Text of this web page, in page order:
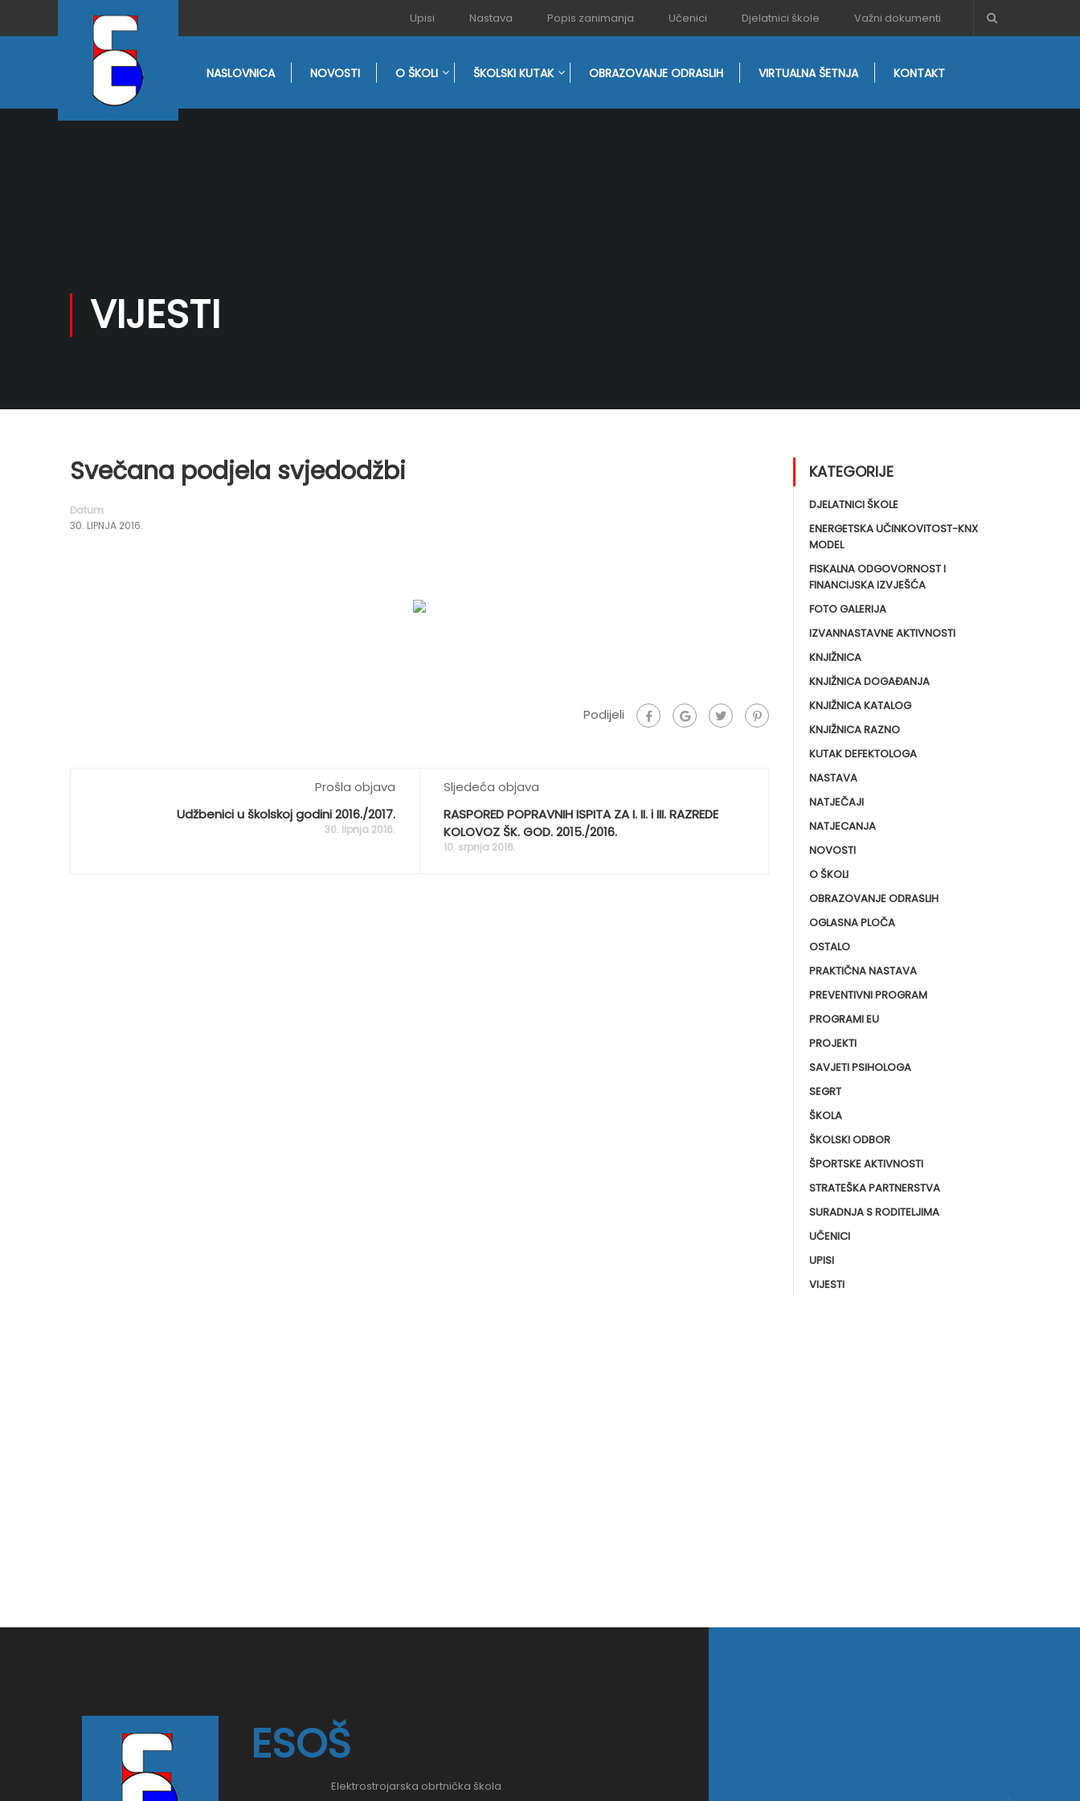
Upisi Nastava Popis zanimanja Učenici Djelatnici škole Važni dokumenti
NASLOVNICA NOVOSTI O ŠKOLI ŠKOLSKI KUTAK OBRAZOVANJE ODRASLIH VIRTUALNA ŠETNJA KONTAKT
VIJESTI
Svečana podjela svjedodžbi
Datum
30. LIPNJA 2016.
Podijeli
Prošla objava
Udžbenici u školskoj godini 2016./2017.
30. lipnja 2016.
Sljedeća objava
RASPORED POPRAVNIH ISPITA ZA I. II. i III. RAZREDE
KOLOVOZ ŠK. GOD. 2015./2016.
10. srpnja 2016.
KATEGORIJE
DJELATNICI ŠKOLE
ENERGETSKA UČINKOVITOST-KNX
MODEL
FISKALNA ODGOVORNOST I
FINANCIJSKA IZVJEŠĆA
FOTO GALERIJA
IZVANNASTAVNE AKTIVNOSTI
KNJIŽNICA
KNJIŽNICA DOGAĐANJA
KNJIŽNICA KATALOG
KNJIŽNICA RAZNO
KUTAK DEFEKTOLOGA
NASTAVA
NATJEČAJI
NATJECANJA
NOVOSTI
O ŠKOLI
OBRAZOVANJE ODRASLIH
OGLASNA PLOČA
OSTALO
PRAKTIČNA NASTAVA
PREVENTIVNI PROGRAM
PROGRAMI EU
PROJEKTI
SAVJETI PSIHOLOGA
SEGRT
ŠKOLA
ŠKOLSKI ODBOR
ŠPORTSKE AKTIVNOSTI
STRATEŠKA PARTNERSTVA
SURADNJA S RODITELJIMA
UČENICI
UPISI
VIJESTI
ESOŠ
Elektrostrojarska obrtnička škola